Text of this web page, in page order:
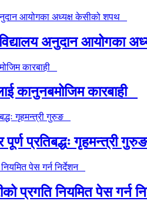
अनुदान आयोगका
कानुनबमोजिम कारबाही
प्रतिबद्धः गृहमन्त्री
प्रगति नियमित पेस गर्न